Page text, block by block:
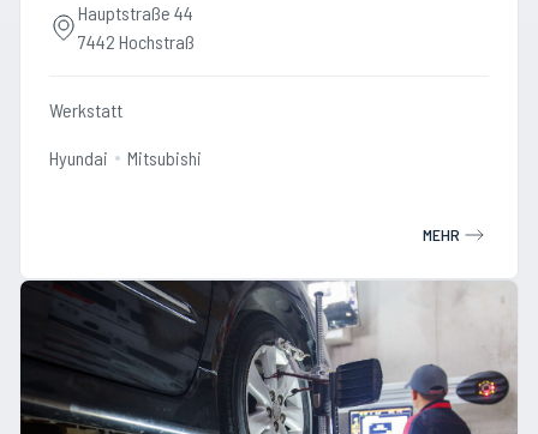
Hauptstraße 44
7442 Hochstraß
Werkstatt
Hyundai Mitsubishi
MEHR